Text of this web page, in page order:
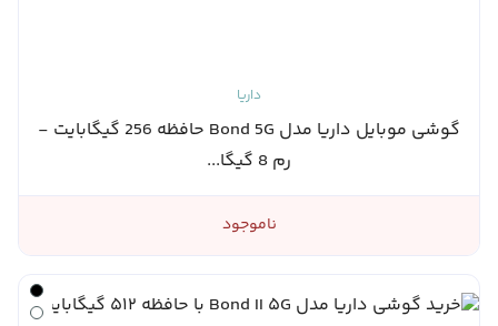
داریا
گوشی موبایل داریا مدل Bond 5G حافظه 256 گیگابایت -
رم 8 گیگا...
ناموجود